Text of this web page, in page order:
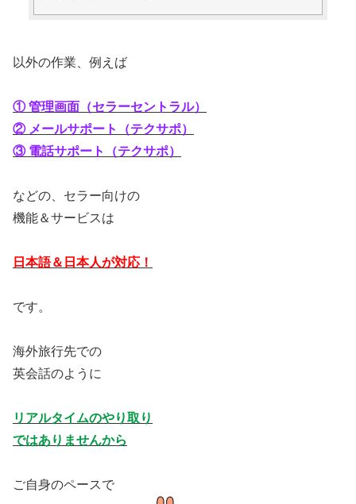
以外の作業、例えば
① 管理画面（セラーセントラル）
② メールサポート（テクサポ）
③ 電話サポート（テクサポ）
などの、セラー向けの
機能＆サービスは
日本語＆日本人が対応！
です。
海外旅行先での
英会話のように
リアルタイムのやり取り
ではありませんから
ご自身のペースで